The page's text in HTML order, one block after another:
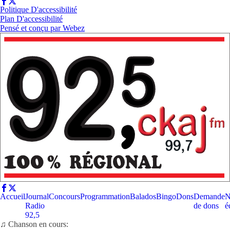
Politique D'accessibilité
Plan D'accessibilité
Pensé et conçu parWebez
AccueilJournal
Radio
92,5
ConcoursProgrammationBaladosBingoDonsDemande
de dons
♫ Chanson en cours: